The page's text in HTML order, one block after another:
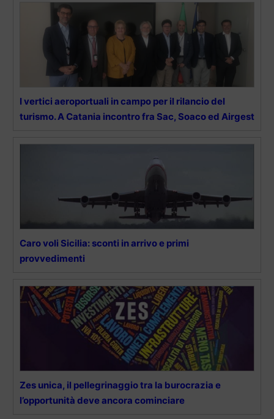
I vertici aeroportuali in campo per il rilancio del
turismo. A Catania incontro fra Sac, Soaco ed Airgest
Caro voli Sicilia: sconti in arrivo e primi
provvedimenti
Zes unica, il pellegrinaggio tra la burocrazia e
l’opportunità deve ancora cominciare